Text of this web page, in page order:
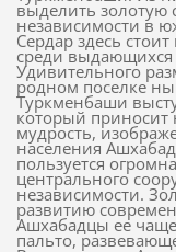
выделить золотую
независимости в
Сердар здесь
среди выдающихся
Удивительного
родном поселке
Туркменбаши
который приносит
мудрость,
населения
пользуется
центрального
независимости.
развитию
Ашхабадцы ее чаще
пальто,